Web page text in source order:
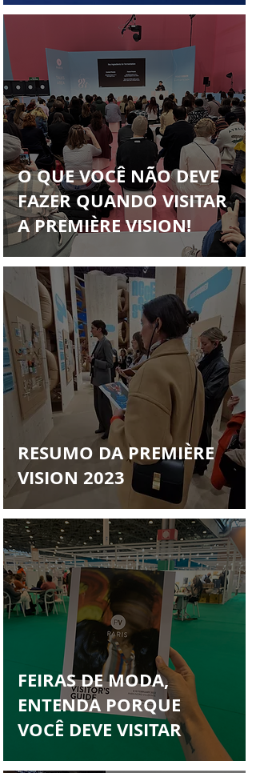
O QUE VOCÊ NÃO DEVE
FAZER QUANDO VISITAR
A PREMIÈRE VISION!
RESUMO DA PREMIÈRE
VISION 2023
FEIRAS DE MODA,
ENTENDA PORQUE
VOCÊ DEVE VISITAR